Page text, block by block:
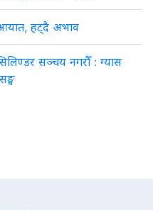
हट्दै अभाव
सञ्चय नगरौँ : ग्यास